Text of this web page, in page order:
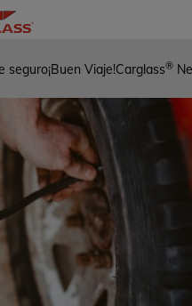
seguro¡Buen Viaje!Carglass®